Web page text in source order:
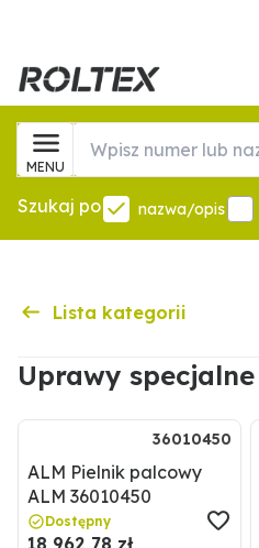
MENU
Szukaj po nazwa/opis
Lista kategorii
Uprawy specjalne
36010450
ALM Pielnik palcowy
ALM 36010450
Dostępny
18 962,78 zł